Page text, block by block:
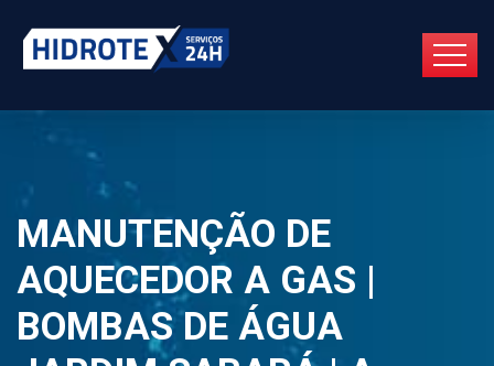
MANUTENÇÃO DE
AQUECEDOR A GAS |
BOMBAS DE ÁGUA